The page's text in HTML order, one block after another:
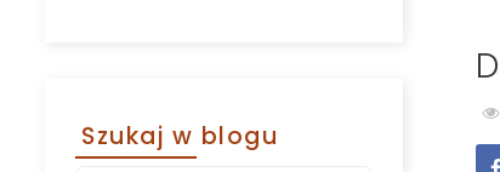
Szukaj w blogu